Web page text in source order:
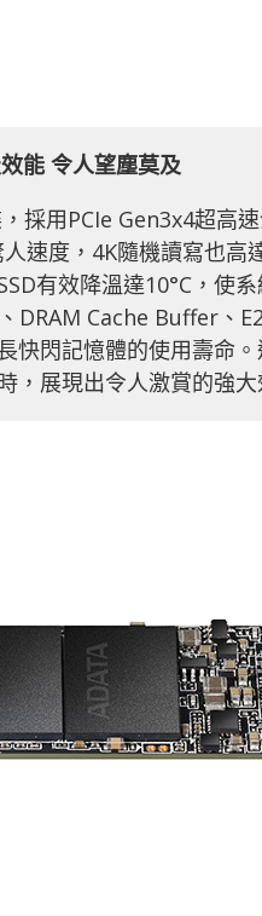
能 令人望塵莫及
採用PCIe Gen3x4超高
速度，4K隨機讀寫也高
有效降溫達10°C，使
DRAM Cache Buffer、
快閃記憶體的使用壽命
，展現出令人激賞的強大